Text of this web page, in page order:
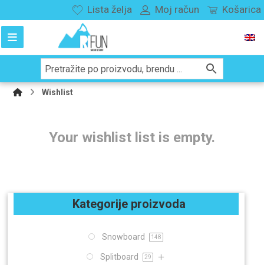
Lista želja Moj račun Košarica
Wishlist
Your wishlist list is empty.
Kategorije proizvoda
Snowboard 148
Splitboard 29